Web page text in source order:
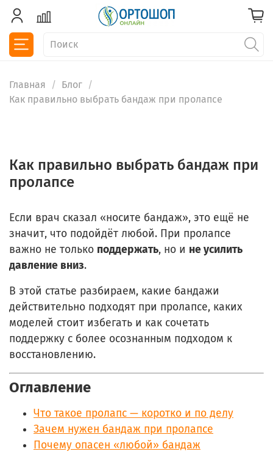
Главная
Блог
Как правильно выбрать бандаж при пролапсе
Как правильно выбрать бандаж при
пролапсе
Если врач сказал «носите бандаж», это ещё не
значит, что подойдёт любой. При пролапсе
важно не только поддержать, но и не усилить
давление вниз.
В этой статье разбираем, какие бандажи
действительно подходят при пролапсе, каких
моделей стоит избегать и как сочетать
поддержку с более осознанным подходом к
восстановлению.
Оглавление
Что такое пролапс — коротко и по делу
Зачем нужен бандаж при пролапсе
Почему опасен «любой» бандаж